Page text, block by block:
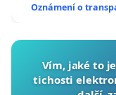
Oznámení o
Vím, jaké to
tichosti